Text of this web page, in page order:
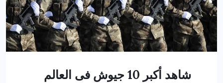
شاهد أكبر 10 جيوش فى العالم